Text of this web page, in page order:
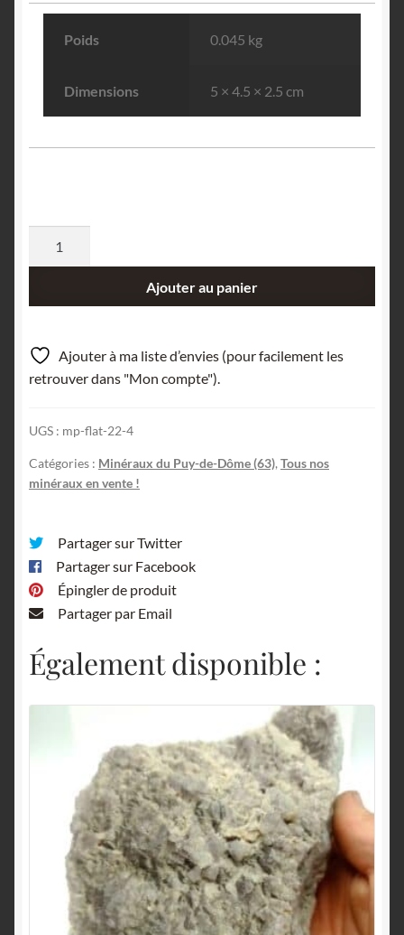
Poids 0.045 kg
Dimensions 5 × 4.5 × 2.5 cm
Le
La
Bourboule,
Dôme.
Ajouter au panier
Ajouter à ma liste d’envies (pour facilement les
retrouver dans "Mon compte").
UGS : mp-flat-22-4
Catégories : Minéraux du Puy-de-Dôme (63), Tous nos
minéraux en vente !
Partager sur Twitter
Partager sur Facebook
Épingler de produit
Partager par Email
Également disponible :